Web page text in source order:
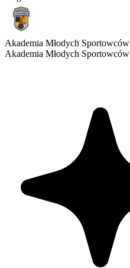
Akademia Młodych Sportowców
Akademia Młodych Sportowców